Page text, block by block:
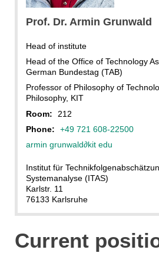
Prof. Dr. Armin Grunwald
Head of institute
Head of the Office of Technology
German Bundestag (TAB)
Professor of Philosophy of
Philosophy, KIT
Room:
212
Phone:
+49 721 608-22500
armin grunwald∂kit edu
Institut für
Systemanalyse (ITAS)
Karlstr. 11
76133 Karlsruhe
Current